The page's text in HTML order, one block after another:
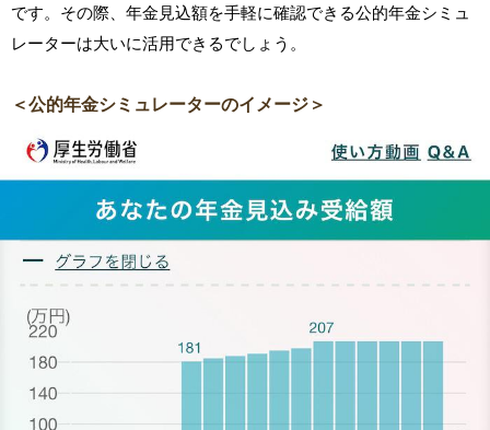
です。その際、年金見込額を手軽に確認できる公的年金シミュ
レーターは大いに活用できるでしょう。
＜公的年金シミュレーターのイメージ＞